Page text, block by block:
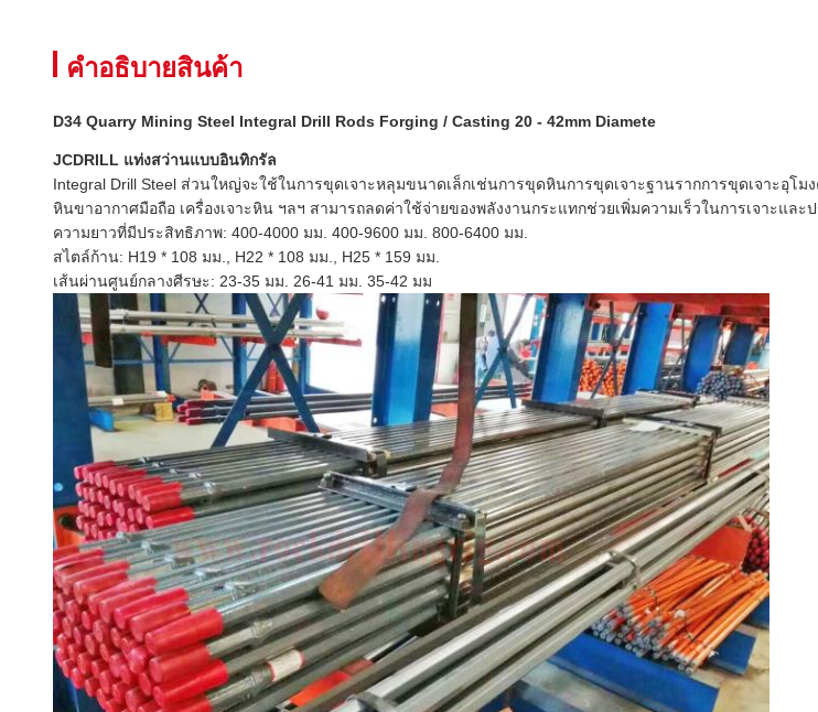
คําอธิบายสินค้า
D34 Quarry Mining Steel Integral Drill Rods Forging / Casting 20 - 42mm Diamete
JCDRILL แท่งสว่านแบบอินทิกรัล
Integral Drill Steel ส่วนใหญ่จะใช้ในการขุดเจาะหลุมขนาดเล็กเช่นการขุดหินการขุดเจาะฐานรากการขุดเจาะอุ
หินขาอากาศมือถือ เครื่องเจาะหิน ฯลฯ สามารถลดค่าใช้จ่ายของพลังงานกระแทกช่วยเพิ่มความเร็วในการเจาะแล
ความยาวที่มีประสิทธิภาพ: 400-4000 มม. 400-9600 มม. 800-6400 มม.
สไตล์ก้าน: H19 * 108 มม., H22 * 108 มม., H25 * 159 มม.
เส้นผ่านศูนย์กลางศีรษะ: 23-35 มม. 26-41 มม. 35-42 มม